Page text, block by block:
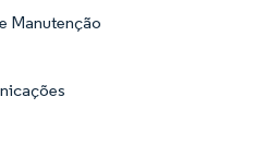
Manutenção